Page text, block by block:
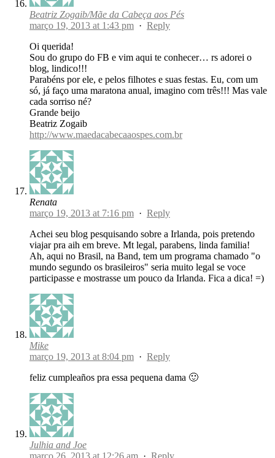
Beatriz Zogaib/Mãe da Cabeça aos Pés
março 19, 2013 at 1:43 pm · Reply
Oi querida!
Sou do grupo do FB e vim aqui te conhecer… rs adorei o
blog, lindico!!!
Parabéns por ele, e pelos filhotes e suas festas. Eu, com um
só, já faço uma maratona anual, imagino com três!!! Mas vale
cada sorriso né?
Grande beijo
Beatriz Zogaib
http://www.maedacabecaaospes.com.br
Renata
março 19, 2013 at 7:16 pm · Reply
Achei seu blog pesquisando sobre a Irlanda, pois pretendo
viajar pra aih em breve. Mt legal, parabens, linda familia!
Ah, aqui no Brasil, na Band, tem um programa chamado "o
mundo segundo os brasileiros" seria muito legal se voce
participasse e mostrasse um pouco da Irlanda. Fica a dica! =)
Mike
março 19, 2013 at 8:04 pm · Reply
feliz cumpleaños pra essa pequena dama 🙂
Julhia and Joe